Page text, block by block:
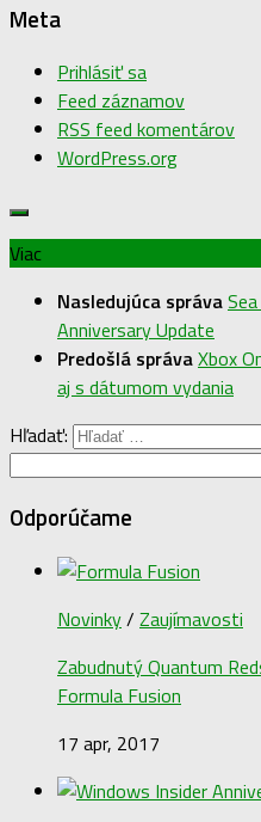
Meta
Prihlásiť sa
Feed záznamov
RSS feed komentárov
WordPress.org
Viac
Nasledujúca správa
Anniversary Update
Predošlá správaXbox
aj s dátumom vydania
Hľadať:
Odporúčame
Novinky/ Zaujímavosti
Zabudnutý Quantum
Formula Fusion
17 apr, 2017